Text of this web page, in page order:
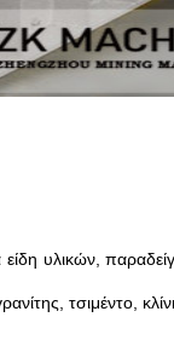
υλικών,
τσιμέντο,